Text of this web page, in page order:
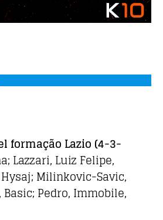
formação Lazio (4-3-
Lazzari, Luiz Felipe,
Milinkovic-Savic,
Basic; Pedro, Immobile,